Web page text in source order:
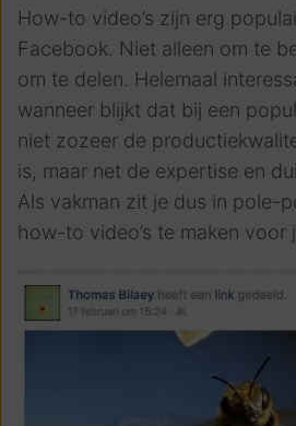
How-to video’s zijn erg
Facebook. Niet alleen om te
om te delen. Helemaal
wanneer blijkt dat bij een
niet zozeer de
is, maar net de expertise en
Als vakman zit je dus in pole-
how-to video’s te maken voor